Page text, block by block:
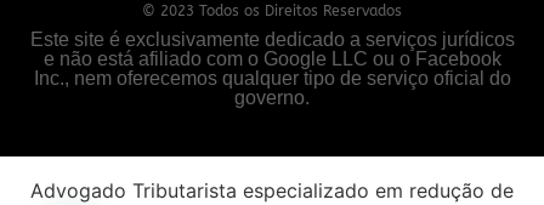
© 2023 Todos os Direitos Reservados
Este site é exclusivamente dedicado a serviços jurídicos
e não está afiliado com o Google LLC ou o Facebook
Inc., nem oferecemos qualquer tipo de serviço oficial do
governo.
Advogado Tributarista especializado em redução de